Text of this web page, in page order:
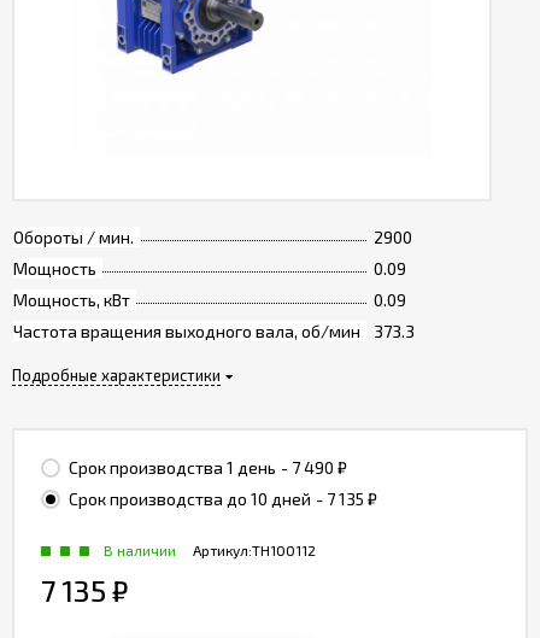
Обороты / мин.
2900
Мощность
0.09
Мощность, кВт
0.09
Частота вращения выходного вала, об/мин
373.3
Подробные характеристики
Срок производства 1 день - 7 490 ₽
Срок производства до 10 дней - 7 135 ₽
Артикул:TH100112
В наличии
7 135 ₽